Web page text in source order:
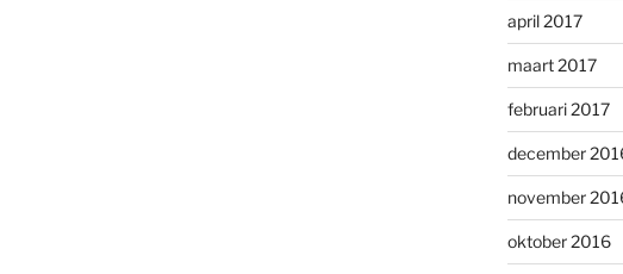
april 2017
maart 2017
februari 2017
december
november
oktober 2016